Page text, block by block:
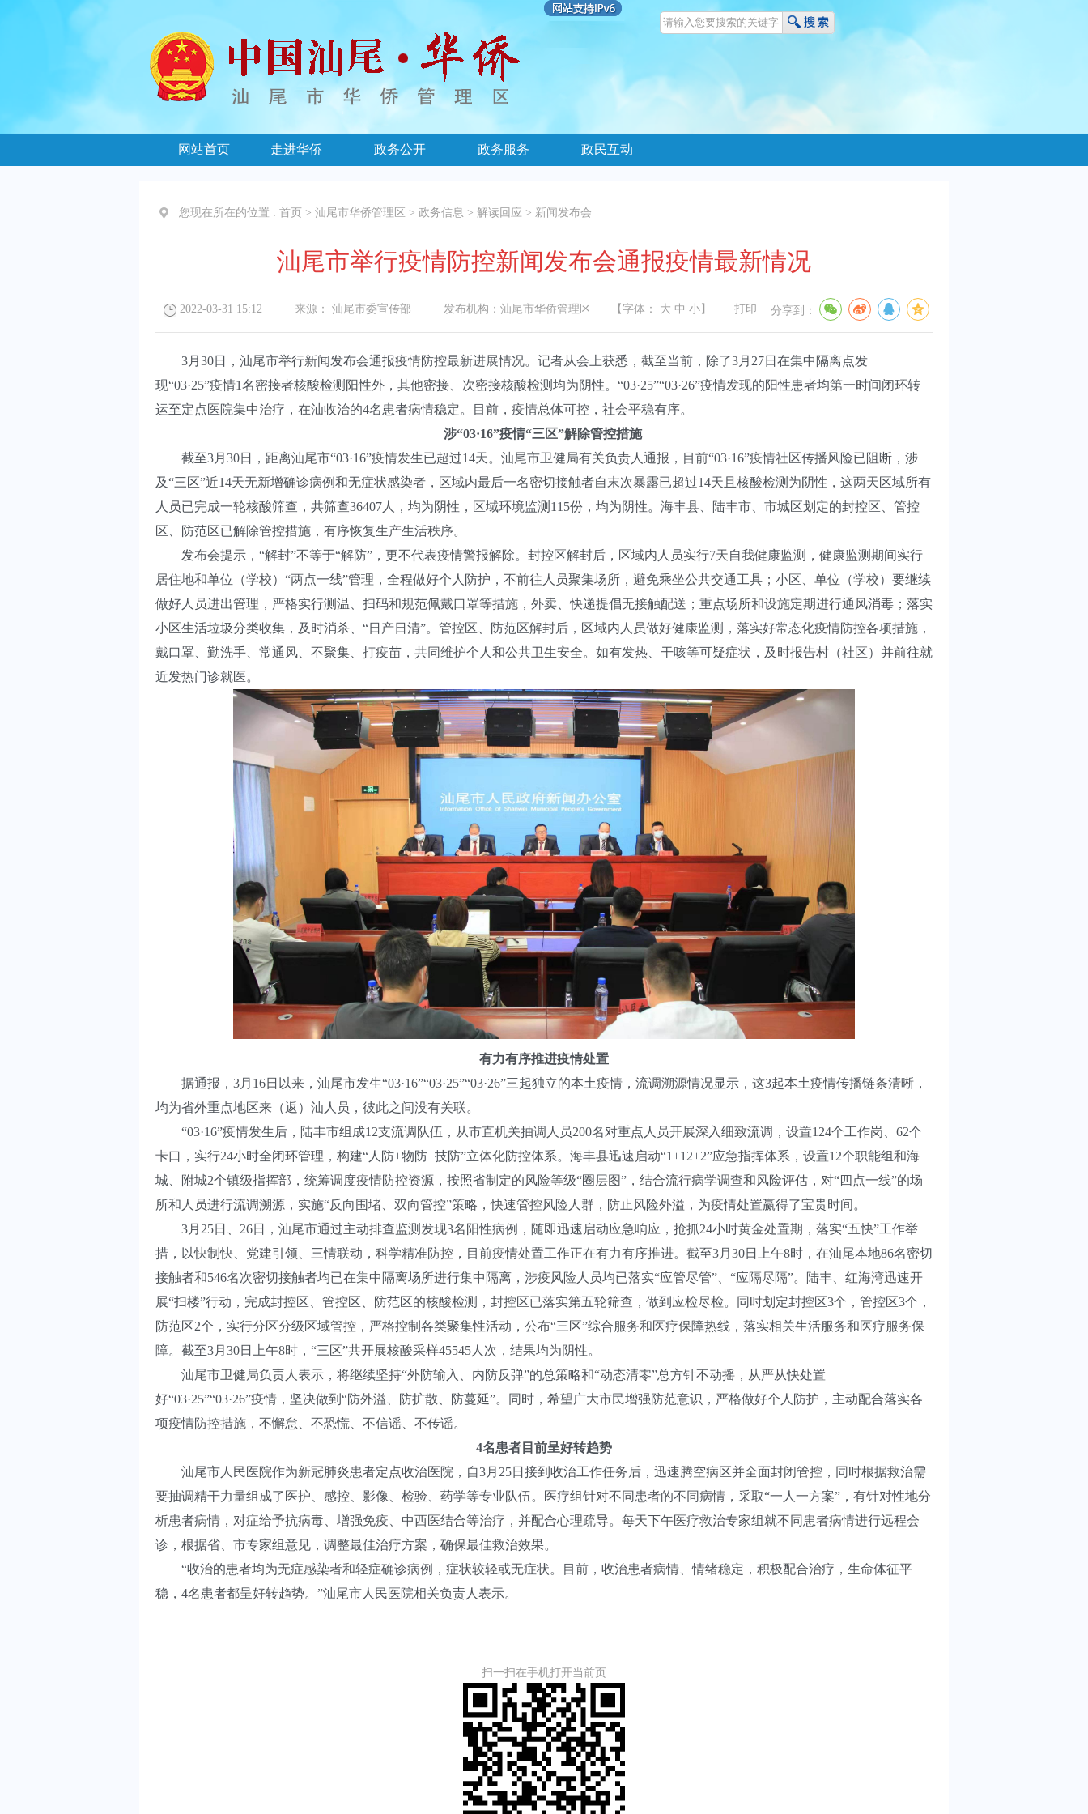
网站首页 走进华侨 政务公开 政务服务 政民互动
您现在所在的位置 : 首页 > 汕尾市华侨管理区 > 政务信息 > 解读回应 > 新闻发布会
汕尾市举行疫情防控新闻发布会通报疫情最新情况
2022-03-31 15:12 来源： 汕尾市委宣传部 发布机构： 汕尾市华侨管理区 【字体： 大 中 小 】 打印 分享到：
3月30日，汕尾市举行新闻发布会通报疫情防控最新进展情况。记者从会上获悉，截至当前，除了3月27日在集中隔离点发
现“03·25”疫情1名密接者核酸检测阳性外，其他密接、次密接核酸检测均为阴性。“03·25”“03·26”疫情发现的阳性患者均第一时间闭环转
运至定点医院集中治疗，在汕收治的4名患者病情稳定。目前，疫情总体可控，社会平稳有序。
涉“03·16”疫情“三区”解除管控措施
截至3月30日，距离汕尾市“03·16”疫情发生已超过14天。汕尾市卫健局有关负责人通报，目前“03·16”疫情社区传播风险已阻断，涉
及“三区”近14天无新增确诊病例和无症状感染者，区域内最后一名密切接触者自末次暴露已超过14天且核酸检测为阴性，这两天区域所有
人员已完成一轮核酸筛查，共筛查36407人，均为阴性，区域环境监测115份，均为阴性。海丰县、陆丰市、市城区划定的封控区、管控
区、防范区已解除管控措施，有序恢复生产生活秩序。
发布会提示，“解封”不等于“解防”，更不代表疫情警报解除。封控区解封后，区域内人员实行7天自我健康监测，健康监测期间实行
居住地和单位（学校）“两点一线”管理，全程做好个人防护，不前往人员聚集场所，避免乘坐公共交通工具；小区、单位（学校）要继续
做好人员进出管理，严格实行测温、扫码和规范佩戴口罩等措施，外卖、快递提倡无接触配送；重点场所和设施定期进行通风消毒；落实
小区生活垃圾分类收集，及时消杀、“日产日清”。管控区、防范区解封后，区域内人员做好健康监测，落实好常态化疫情防控各项措施，
戴口罩、勤洗手、常通风、不聚集、打疫苗，共同维护个人和公共卫生安全。如有发热、干咳等可疑症状，及时报告村（社区）并前往就
近发热门诊就医。
有力有序推进疫情处置
据通报，3月16日以来，汕尾市发生“03·16”“03·25”“03·26”三起独立的本土疫情，流调溯源情况显示，这3起本土疫情传播链条清晰，
均为省外重点地区来（返）汕人员，彼此之间没有关联。
“03·16”疫情发生后，陆丰市组成12支流调队伍，从市直机关抽调人员200名对重点人员开展深入细致流调，设置124个工作岗、62个
卡口，实行24小时全闭环管理，构建“人防+物防+技防”立体化防控体系。海丰县迅速启动“1+12+2”应急指挥体系，设置12个职能组和海
城、附城2个镇级指挥部，统筹调度疫情防控资源，按照省制定的风险等级“圈层图”，结合流行病学调查和风险评估，对“四点一线”的场
所和人员进行流调溯源，实施“反向围堵、双向管控”策略，快速管控风险人群，防止风险外溢，为疫情处置赢得了宝贵时间。
3月25日、26日，汕尾市通过主动排查监测发现3名阳性病例，随即迅速启动应急响应，抢抓24小时黄金处置期，落实“五快”工作举
措，以快制快、党建引领、三情联动，科学精准防控，目前疫情处置工作正在有力有序推进。截至3月30日上午8时，在汕尾本地86名密切
接触者和546名次密切接触者均已在集中隔离场所进行集中隔离，涉疫风险人员均已落实“应管尽管”、“应隔尽隔”。陆丰、红海湾迅速开
展“扫楼”行动，完成封控区、管控区、防范区的核酸检测，封控区已落实第五轮筛查，做到应检尽检。同时划定封控区3个，管控区3个，
防范区2个，实行分区分级区域管控，严格控制各类聚集性活动，公布“三区”综合服务和医疗保障热线，落实相关生活服务和医疗服务保
障。截至3月30日上午8时，“三区”共开展核酸采样45545人次，结果均为阴性。
汕尾市卫健局负责人表示，将继续坚持“外防输入、内防反弹”的总策略和“动态清零”总方针不动摇，从严从快处置
好“03·25”“03·26”疫情，坚决做到“防外溢、防扩散、防蔓延”。同时，希望广大市民增强防范意识，严格做好个人防护，主动配合落实各
项疫情防控措施，不懈怠、不恐慌、不信谣、不传谣。
4名患者目前呈好转趋势
汕尾市人民医院作为新冠肺炎患者定点收治医院，自3月25日接到收治工作任务后，迅速腾空病区并全面封闭管控，同时根据救治需
要抽调精干力量组成了医护、感控、影像、检验、药学等专业队伍。医疗组针对不同患者的不同病情，采取“一人一方案”，有针对性地分
析患者病情，对症给予抗病毒、增强免疫、中西医结合等治疗，并配合心理疏导。每天下午医疗救治专家组就不同患者病情进行远程会
诊，根据省、市专家组意见，调整最佳治疗方案，确保最佳救治效果。
“收治的患者均为无症感染者和轻症确诊病例，症状较轻或无症状。目前，收治患者病情、情绪稳定，积极配合治疗，生命体征平
稳，4名患者都呈好转趋势。”汕尾市人民医院相关负责人表示。
扫一扫在手机打开当前页